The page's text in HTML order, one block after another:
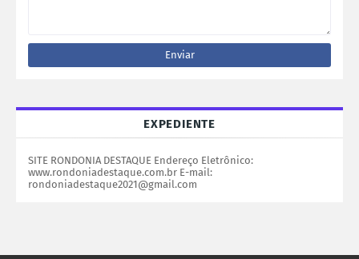
EXPEDIENTE
SITE RONDONIA DESTAQUE Endereço Eletrônico:
www.rondoniadestaque.com.br E-mail:
rondoniadestaque2021@gmail.com